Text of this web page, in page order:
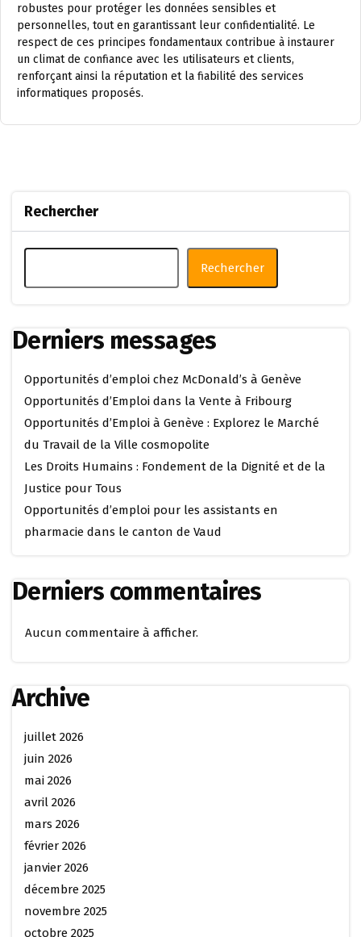
robustes pour protéger les données sensibles et
personnelles, tout en garantissant leur confidentialité. Le
respect de ces principes fondamentaux contribue à instaurer
un climat de confiance avec les utilisateurs et clients,
renforçant ainsi la réputation et la fiabilité des services
informatiques proposés.
Rechercher
Rechercher
Derniers messages
Opportunités d’emploi chez McDonald’s à Genève
Opportunités d’Emploi dans la Vente à Fribourg
Opportunités d’Emploi à Genève : Explorez le Marché
du Travail de la Ville cosmopolite
Les Droits Humains : Fondement de la Dignité et de la
Justice pour Tous
Opportunités d’emploi pour les assistants en
pharmacie dans le canton de Vaud
Derniers commentaires
Aucun commentaire à afficher.
Archive
juillet 2026
juin 2026
mai 2026
avril 2026
mars 2026
février 2026
janvier 2026
décembre 2025
novembre 2025
octobre 2025